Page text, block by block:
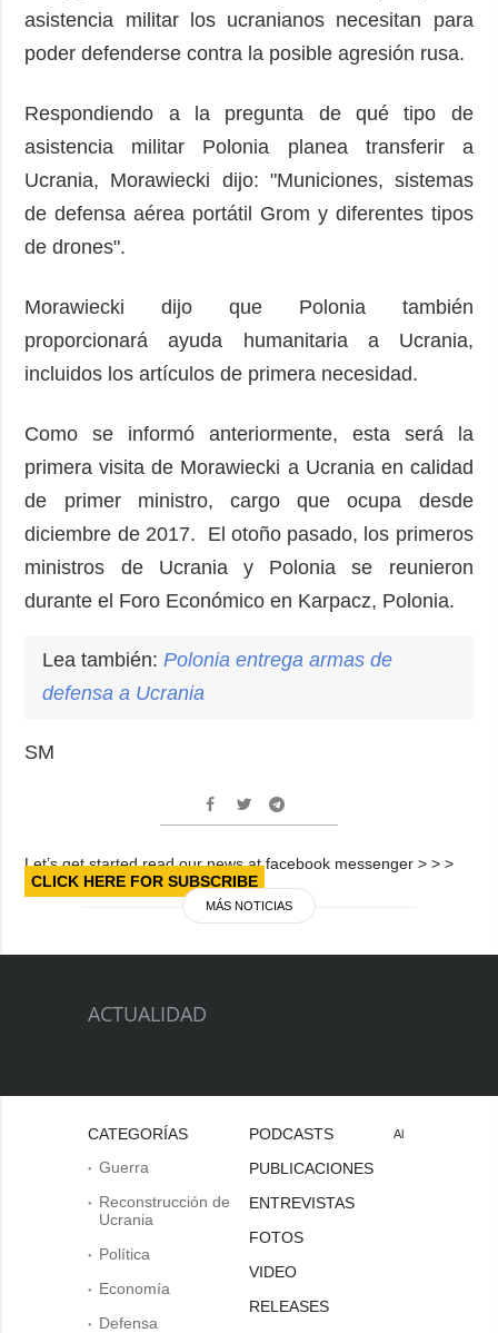
asistencia militar los ucranianos necesitan para
poder defenderse contra la posible agresión rusa.
Respondiendo a la pregunta de qué tipo de
asistencia militar Polonia planea transferir a
Ucrania, Morawiecki dijo: "Municiones, sistemas
de defensa aérea portátil Grom y diferentes tipos
de drones".
Morawiecki dijo que Polonia también
proporcionará ayuda humanitaria a Ucrania,
incluidos los artículos de primera necesidad.
Como se informó anteriormente, esta será la
primera visita de Morawiecki a Ucrania en calidad
de primer ministro, cargo que ocupa desde
diciembre de 2017. El otoño pasado, los primeros
ministros de Ucrania y Polonia se reunieron
durante el Foro Económico en Karpacz, Polonia.
Lea también:Polonia entrega armas de
defensa a Ucrania
SM
Let’s get started read our news at facebook messenger > > >
CLICK HERE FOR SUBSCRIBE
MÁS NOTICIAS
ACTUALIDAD
CATEGORÍAS
Guerra
Reconstrucción de
Ucrania
Política
Economía
Defensa
PODCASTS
PUBLICACIONES
ENTREVISTAS
FOTOS
VIDEO
RELEASES
Al